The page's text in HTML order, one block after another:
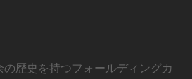
歴史を持つフォールディングカ